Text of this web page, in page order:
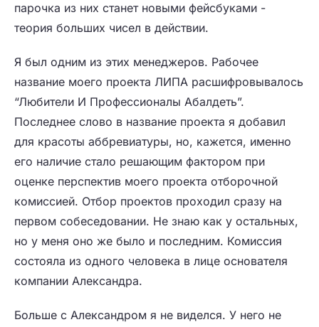
парочка из них станет новыми фейсбуками -
теория больших чисел в действии.
Я был одним из этих менеджеров. Рабочее
название моего проекта ЛИПА расшифровывалось
“Любители И Профессионалы Абалдеть”.
Последнее слово в название проекта я добавил
для красоты аббревиатуры, но, кажется, именно
его наличие стало решающим фактором при
оценке перспектив моего проекта отборочной
комиссией. Отбор проектов проходил сразу на
первом собеседовании. Не знаю как у остальных,
но у меня оно же было и последним. Комиссия
состояла из одного человека в лице основателя
компании Александра.
Больше с Александром я не виделся. У него не